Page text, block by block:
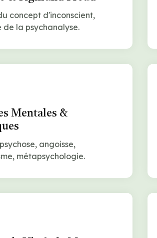
concept d'inconscient,
de la psychanalyse.
Mentales &
angoisse,
métapsychologie.